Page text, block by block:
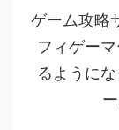
ゲーム攻略
フィゲー
るように